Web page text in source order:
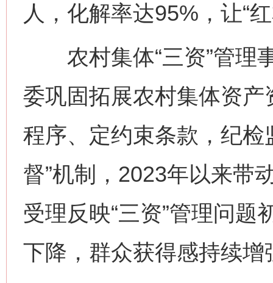
人，化解率达95%，让“
农村集体“三资”管理
委巩固拓展农村集体资产
程序、定约束条款，纪检
督”机制，2023年以来带
受理反映“三资”管理问
下降，群众获得感持续增